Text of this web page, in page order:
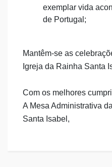
exemplar vida
de Portugal;
Mantêm-se as
Igreja da Rainha Santa
Com os melhores
A Mesa Administrativa
Santa Isabel,